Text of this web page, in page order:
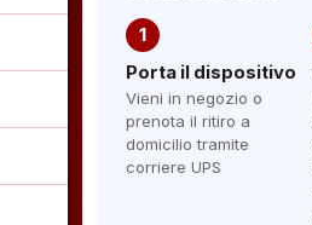
1
Porta il dispositivo
Vieni in negozio o
prenota il ritiro a
domicilio tramite
corriere UPS